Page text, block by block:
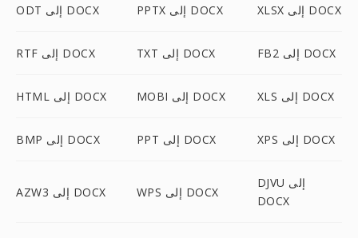
ODT إلى DOCX PPTX إلى DOCX XLSX إلى DOCX
RTF إلى DOCX TXT إلى DOCX FB2 إلى DOCX
HTML إلى DOCX MOBI إلى DOCX XLS إلى DOCX
BMP إلى DOCX PPT إلى DOCX XPS إلى DOCX
AZW3 إلى DOCX WPS إلى DOCX
DJVU إلى
DOCX